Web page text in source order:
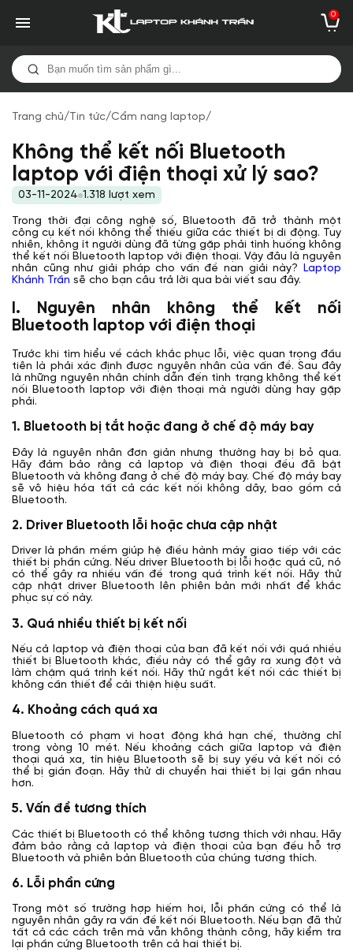
0
Trang chủ/Tin tức/Cẩm nang laptop/
Không thể kết nối Bluetooth
laptop với điện thoại xử lý sao?
03-11-2024 1.318 lượt xem
Trong thời đại công nghệ số, Bluetooth đã trở thành một
công cụ kết nối không thể thiếu giữa các thiết bị di động. Tuy
nhiên, không ít người dùng đã từng gặp phải tình huống không
thể kết nối Bluetooth laptop với điện thoại. Vậy đâu là nguyên
nhân cũng như giải pháp cho vấn đề nan giải này? Laptop
Khánh Trần sẽ cho bạn câu trả lời qua bài viết sau đây.
I. Nguyên nhân không thể kết nối
Bluetooth laptop với điện thoại
Trước khi tìm hiểu về cách khắc phục lỗi, việc quan trọng đầu
tiên là phải xác định được nguyên nhân của vấn đề. Sau đây
là những nguyên nhân chính dẫn đến tình trạng không thể kết
nối Bluetooth laptop với điện thoại mà người dùng hay gặp
phải.
1. Bluetooth bị tắt hoặc đang ở chế độ máy bay
Đây là nguyên nhân đơn giản nhưng thường hay bị bỏ qua.
Hãy đảm bảo rằng cả laptop và điện thoại đều đã bật
Bluetooth và không đang ở chế độ máy bay. Chế độ máy bay
sẽ vô hiệu hóa tất cả các kết nối không dây, bao gồm cả
Bluetooth.
2. Driver Bluetooth lỗi hoặc chưa cập nhật
Driver là phần mềm giúp hệ điều hành máy giao tiếp với các
thiết bị phần cứng. Nếu driver Bluetooth bị lỗi hoặc quá cũ, nó
có thể gây ra nhiều vấn đề trong quá trình kết nối. Hãy thử
cập nhật driver Bluetooth lên phiên bản mới nhất để khắc
phục sự cố này.
3. Quá nhiều thiết bị kết nối
Nếu cả laptop và điện thoại của bạn đã kết nối với quá nhiều
thiết bị Bluetooth khác, điều này có thể gây ra xung đột và
làm chậm quá trình kết nối. Hãy thử ngắt kết nối các thiết bị
không cần thiết để cải thiện hiệu suất.
4. Khoảng cách quá xa
Bluetooth có phạm vi hoạt động khá hạn chế, thường chỉ
trong vòng 10 mét. Nếu khoảng cách giữa laptop và điện
thoại quá xa, tín hiệu Bluetooth sẽ bị suy yếu và kết nối có
thể bị gián đoạn. Hãy thử di chuyển hai thiết bị lại gần nhau
hơn.
5. Vấn đề tương thích
Các thiết bị Bluetooth có thể không tương thích với nhau. Hãy
đảm bảo rằng cả laptop và điện thoại của bạn đều hỗ trợ
Bluetooth và phiên bản Bluetooth của chúng tương thích.
6. Lỗi phần cứng
Trong một số trường hợp hiếm hoi, lỗi phần cứng có thể là
nguyên nhân gây ra vấn đề kết nối Bluetooth. Nếu bạn đã thử
tất cả các cách trên mà vẫn không thành công, hãy kiểm tra
lại phần cứng Bluetooth trên cả hai thiết bị.